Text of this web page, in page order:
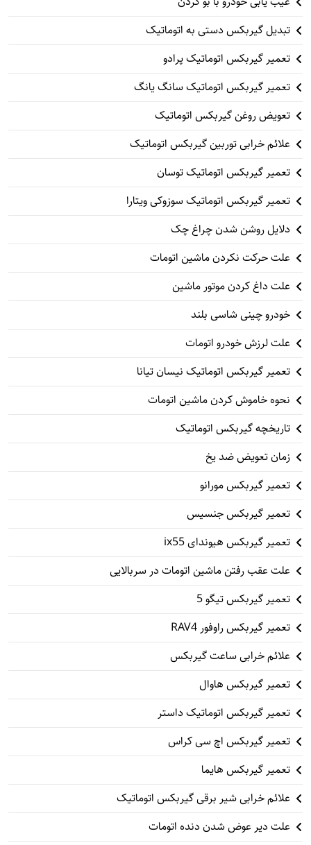
تبدیل گیربکس دستی به اتوماتیک
تعمیر گیربکس اتوماتیک پرادو
تعمیر گیربکس اتوماتیک سانگ یانگ
تعویض روغن گیربکس اتوماتیک
علائم خرابی توربین گیربکس اتوماتیک
تعمیر گیربکس اتوماتیک توسان
تعمیر گیربکس اتوماتیک سوزوکی ویتارا
دلایل روشن شدن چراغ چک
علت حرکت نکردن ماشین اتومات
علت داغ کردن موتور ماشین
خودرو چینی شاسی بلند
علت لرزش خودرو اتومات
تعمیر گیربکس اتوماتیک نیسان تیانا
نحوه خاموش کردن ماشین اتومات
تاریخچه گیربکس اتوماتیک
زمان تعویض ضد یخ
تعمیر گیربکس مورانو
تعمیر گیربکس جنسیس
تعمیر گیربکس هیوندای ix55
علت عقب رفتن ماشین اتومات در سربالایی
تعمیر گیربکس تیگو 5
تعمیر گیربکس راوفور RAV4
علائم خرابی ساعت گیربکس
تعمیر گیربکس هاوال
تعمیر گیربکس اتوماتیک داستر
تعمیر گیربکس اچ سی کراس
تعمیر گیربکس هایما
علائم خرابی شیر برقی گیربکس اتوماتیک
علت دیر عوض شدن دنده اتومات